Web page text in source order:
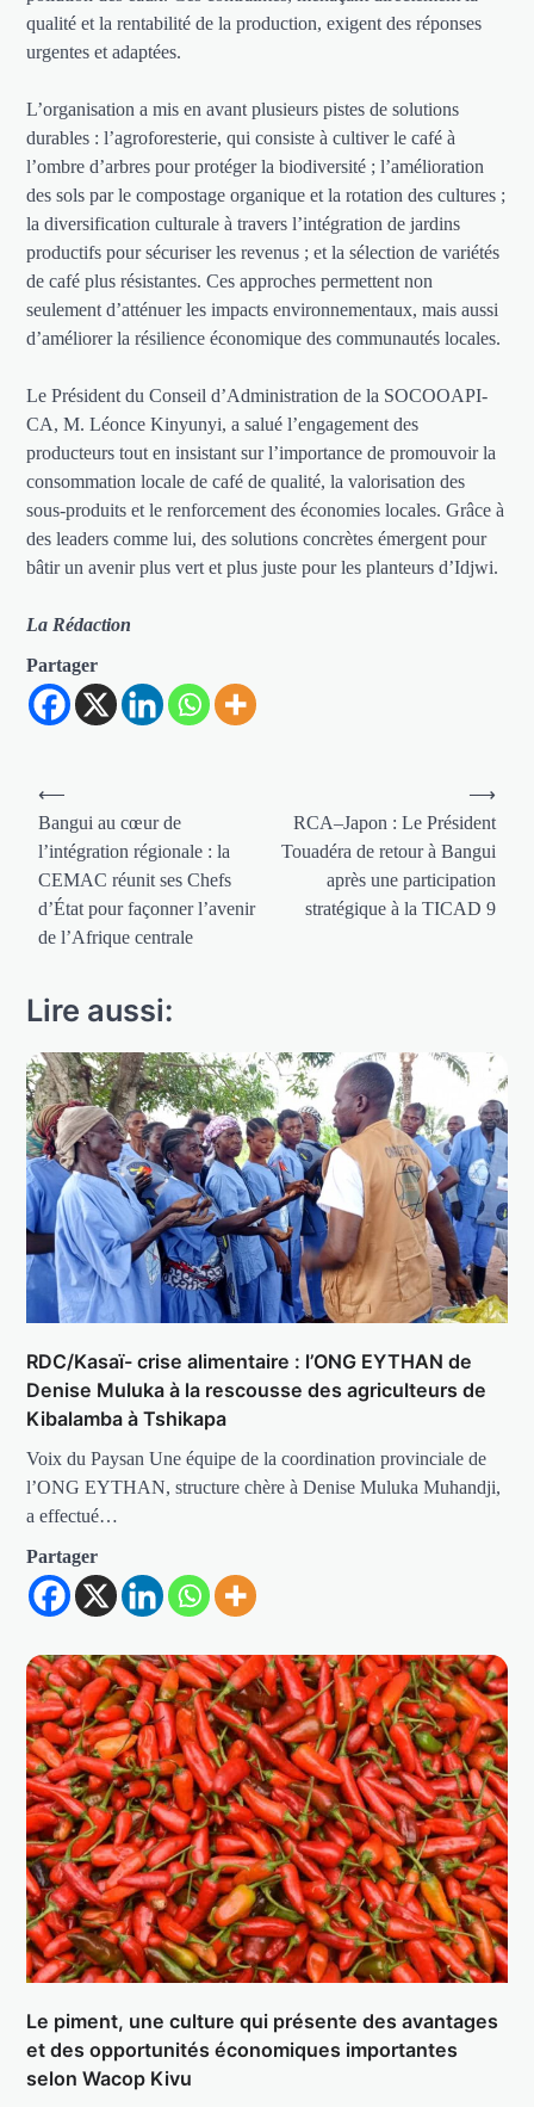
qualité et la rentabilité de la production, exigent des réponses
urgentes et adaptées.
L’organisation a mis en avant plusieurs pistes de solutions
durables : l’agroforesterie, qui consiste à cultiver le café à
l’ombre d’arbres pour protéger la biodiversité ; l’amélioration
des sols par le compostage organique et la rotation des cultures ;
la diversification culturale à travers l’intégration de jardins
productifs pour sécuriser les revenus ; et la sélection de variétés
de café plus résistantes. Ces approches permettent non
seulement d’atténuer les impacts environnementaux, mais aussi
d’améliorer la résilience économique des communautés locales.
Le Président du Conseil d’Administration de la SOCOOAPI-
CA, M. Léonce Kinyunyi, a salué l’engagement des
producteurs tout en insistant sur l’importance de promouvoir la
consommation locale de café de qualité, la valorisation des
sous-produits et le renforcement des économies locales. Grâce à
des leaders comme lui, des solutions concrètes émergent pour
bâtir un avenir plus vert et plus juste pour les planteurs d’Idjwi.
La Rédaction
Partager
Navigation
de
l’article
⟵
Bangui au cœur de
l’intégration régionale : la
CEMAC réunit ses Chefs
d’État pour façonner l’avenir
de l’Afrique centrale
RCA–Japon : Le Président
Touadéra de retour à Bangui
après une participation
stratégique à la TICAD 9
⟶
Lire aussi:
RDC/Kasaï- crise alimentaire : l’ONG EYTHAN de
Denise Muluka à la rescousse des agriculteurs de
Kibalamba à Tshikapa
Voix du Paysan Une équipe de la coordination provinciale de
l’ONG EYTHAN, structure chère à Denise Muluka Muhandji,
a effectué…
Partager
Le piment, une culture qui présente des avantages
et des opportunités économiques importantes
selon Wacop Kivu